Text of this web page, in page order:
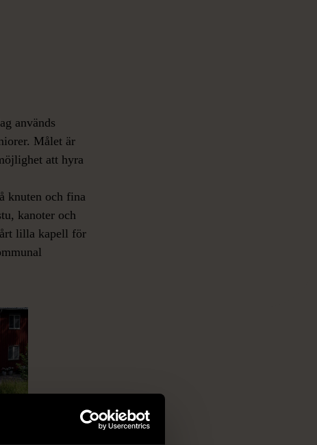
används
Målet är
att hyra
knuten och fina
kanoter och
lilla kapell för